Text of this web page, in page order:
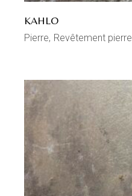
KAHLO
Pierre Revêtement pierre